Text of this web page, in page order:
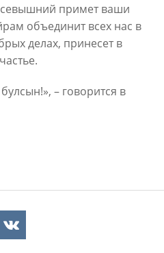
примет ваши
объединит всех нас в
делах, принесет в
– говорится в